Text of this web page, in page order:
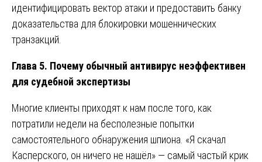
идентифицировать вектор атаки и предоставить банку
доказательства для блокировки мошеннических
транзакций.
Глава 5. Почему обычный антивирус неэффективен
для судебной экспертизы
Многие клиенты приходят к нам после того, как
потратили недели на бесполезные попытки
самостоятельного обнаружения шпиона. «Я скачал
Касперского, он ничего не нашёл» — самый частый крик